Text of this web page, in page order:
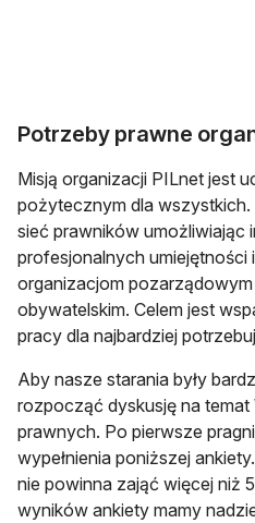
Potrzeby prawne
Misją organizacji PILnet jest
pożytecznym dla
sieć prawników umożliwiając
profesjonalnych
organizacjom
obywatelskim. Celem jest
pracy dla najbardziej
Aby nasze starania były
rozpocząć dyskusję na
prawnych. Po pierwsze
wypełnienia poniższej
nie powinna zająć więcej niż
wyników ankiety mamy